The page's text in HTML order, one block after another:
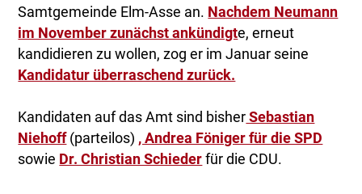
Samtgemeinde Elm-Asse an. Nachdem Neumann
im November zunächst ankündigte, erneut
kandidieren zu wollen, zog er im Januar seine
Kandidatur überraschend zurück.
Kandidaten auf das Amt sind bisher Sebastian
Niehoff(parteilos) , Andrea Föniger für die SPD
sowie Dr. Christian Schieder für die CDU.